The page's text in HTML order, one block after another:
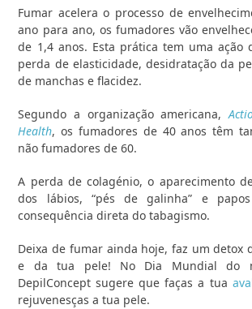
Fumar acelera o processo de
ano para ano, os fumadores vão
de 1,4 anos. Esta prática tem uma ação
perda de elasticidade, desidratação da
de manchas e flacidez.
Segundo a organização americana,
Health, os fumadores de 40 anos têm
não fumadores de 60.
A perda de colagénio, o aparecimento
dos lábios, “pés de galinha” e
consequência direta do tabagismo.
Deixa de fumar ainda hoje, faz um detox
e da tua pele! No Dia Mundial do
DepilConcept sugere que faças a tua
rejuvenesças a tua pele.